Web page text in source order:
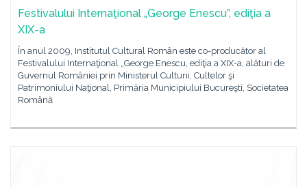
Festivalului Internaţional „George Enescu”, ediţia a
XIX-a
În anul 2009, Institutul Cultural Român este co-producător al
Festivalului Internaţional „George Enescu, ediţia a XIX-a, alături de
Guvernul României prin Ministerul Culturii, Cultelor şi
Patrimoniului Naţional, Primăria Municipiului Bucureşti, Societatea
Română